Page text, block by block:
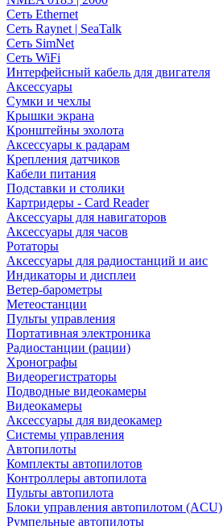
Сеть Ethernet
Сеть Raynet | SeaTalk
Сеть SimNet
Сеть WiFi
Интерфейсный кабель для двигателя
Аксессуары
Сумки и чехлы
Крышки экрана
Кронштейны эхолота
Аксессуары к радарам
Крепления датчиков
Кабели питания
Подставки и столики
Картридеры - Card Reader
Аксессуары для навигаторов
Аксессуары для часов
Ротаторы
Аксессуары для радиостанций и аис
Индикаторы и дисплеи
Ветер-барометры
Метеостанции
Пульты управления
Портативная электроника
Радиостанции (рации)
Хронографы
Видеорегистраторы
Подводные видеокамеры
Видеокамеры
Аксессуары для видеокамер
Системы управления
Автопилоты
Комплекты автопилотов
Контроллеры автопилота
Пульты автопилота
Блоки управления автопилотом (ACU)
Румпельные автопилоты